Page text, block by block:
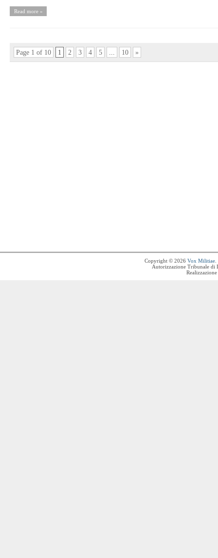
Read more »
Page 1 of 10 1 2 3 4 5 ... 10 »
Copyright © 2026 Vox Militiae
Autorizzazione Tribunale di